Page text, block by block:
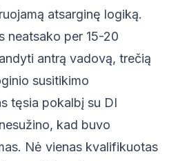
atsarginę logiką.
neatsako per 15-20
antrą vadovą, trečią
susitikimo
tęsia pokalbį su DI
kad buvo
Nė vienas kvalifikuotas